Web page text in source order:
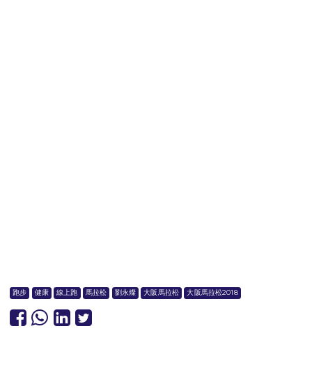
跑步 健康 線上跑 馬拉松 劉永燦 大阪馬拉松 大阪馬拉松2018